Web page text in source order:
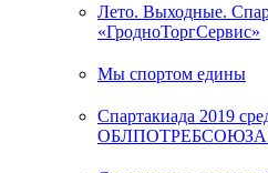
Лето. Выходные.
«ГродноТоргСервис»
Мы спортом едины
Спартакиада 2019
ОБЛПОТРЕБСОЮЗА